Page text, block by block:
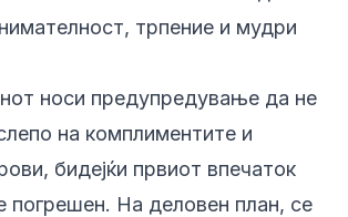
трпение и мудри
носи предупредување да не
на комплиментите и
бидејќи првиот впечаток
На деловен план, се